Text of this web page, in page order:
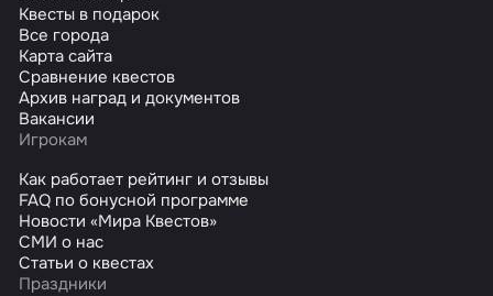
Квесты в подарок
Все города
Карта сайта
Сравнение квестов
Архив наград и документов
Вакансии
Игрокам
Как работает рейтинг и отзывы
FAQ по бонусной программе
Новости «Мира Квестов»
СМИ о нас
Статьи о квестах
Праздники